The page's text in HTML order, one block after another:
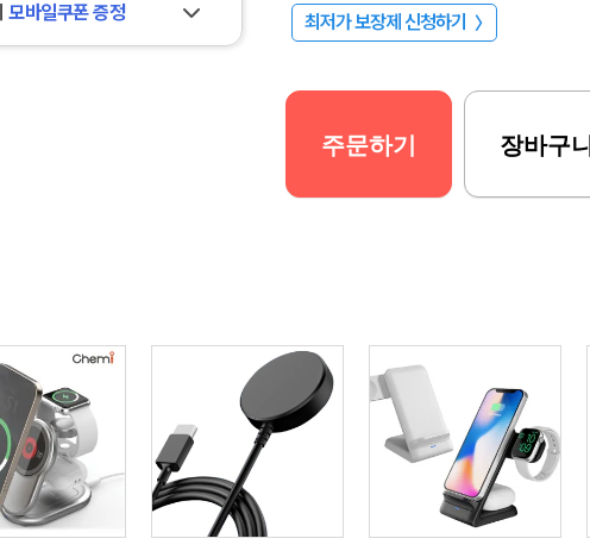
모바일쿠폰 증정 최저가 보장제 신청하기 〉
주문하기 장바구니